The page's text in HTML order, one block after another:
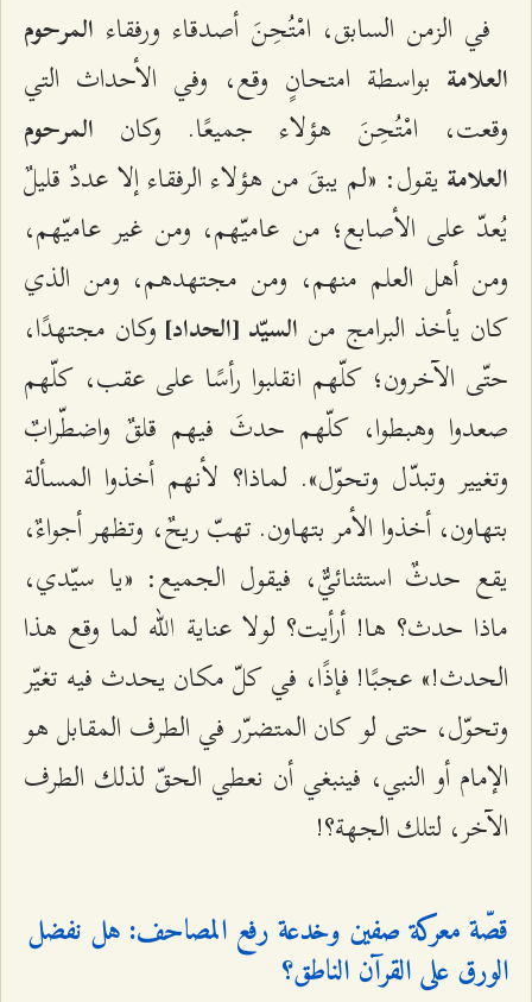
في الزمن السابق، امْتُحِنَ أصدقاء ورفقاء المرحوم
العلامة بواسطة امتحانٍ وقع، وفي الأحداث التي
وقعت، امْتُحِنَ هؤلاء جميعًا. وكان المرحوم
العلامة يقول: «لم يبقَ من هؤلاء الرفقاء إلا عددٌ قليلٌ
يُعدّ على الأصابع؛ من عاميّهم، ومن غير عاميّهم،
ومن أهل العلم منهم، ومن مجتهدهم، ومن الذي
كان يأخذ البرامج من السيّد [الحداد] وكان مجتهدًا،
حتّى الآخرون؛ كلّهم انقلبوا رأسًا على عقب، كلّهم
صعدوا وهبطوا، كلّهم حدثَ فيهم قلقٌ واضطّرابٌ
وتغيير وتبدّل وتحوّل». لماذا؟ لأنهم أخذوا المسألة
بتهاون، أخذوا الأمر بتهاون. تهبّ ريحٌ، وتظهر أجواءٌ،
يقع حدثٌ استثنائيٌّ، فيقول الجميع: «يا سيّدي،
ماذا حدث؟ ها! أرأيت؟ لولا عناية الله لما وقع هذا
الحدث!» عجبًا! فإذًا، في كلّ مكان يحدث فيه تغيّر
وتحوّل، حتى لو كان المتضرّر في الطرف المقابل هو
الإمام أو النبي، فينبغي أن نعطي الحقّ لذلك الطرف
الآخر، لتلك الجهة؟!
قصّة معركة صفين وخدعة رفع المصاحف: هل نفضل
الورق على القرآن الناطق؟